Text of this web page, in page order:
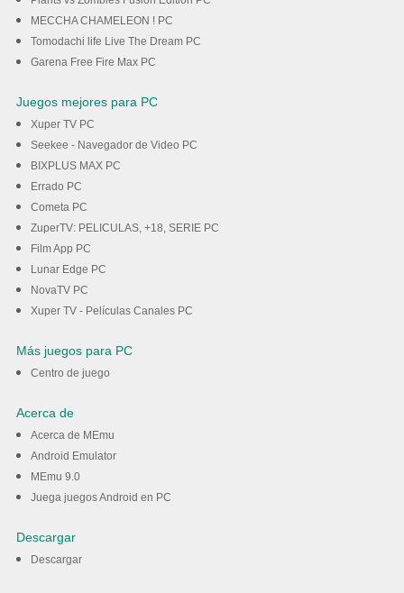
MECCHA CHAMELEON ! PC
Tomodachi life Live The Dream PC
Garena Free Fire Max PC
Juegos mejores para PC
Xuper TV PC
Seekee - Navegador de Video PC
BIXPLUS MAX PC
Errado PC
Cometa PC
ZuperTV: PELICULAS, +18, SERIE PC
Film App PC
Lunar Edge PC
NovaTV PC
Xuper TV - Películas Canales PC
Más juegos para PC
Centro de juego
Acerca de
Acerca de MEmu
Android Emulator
MEmu 9.0
Juega juegos Android en PC
Descargar
Descargar